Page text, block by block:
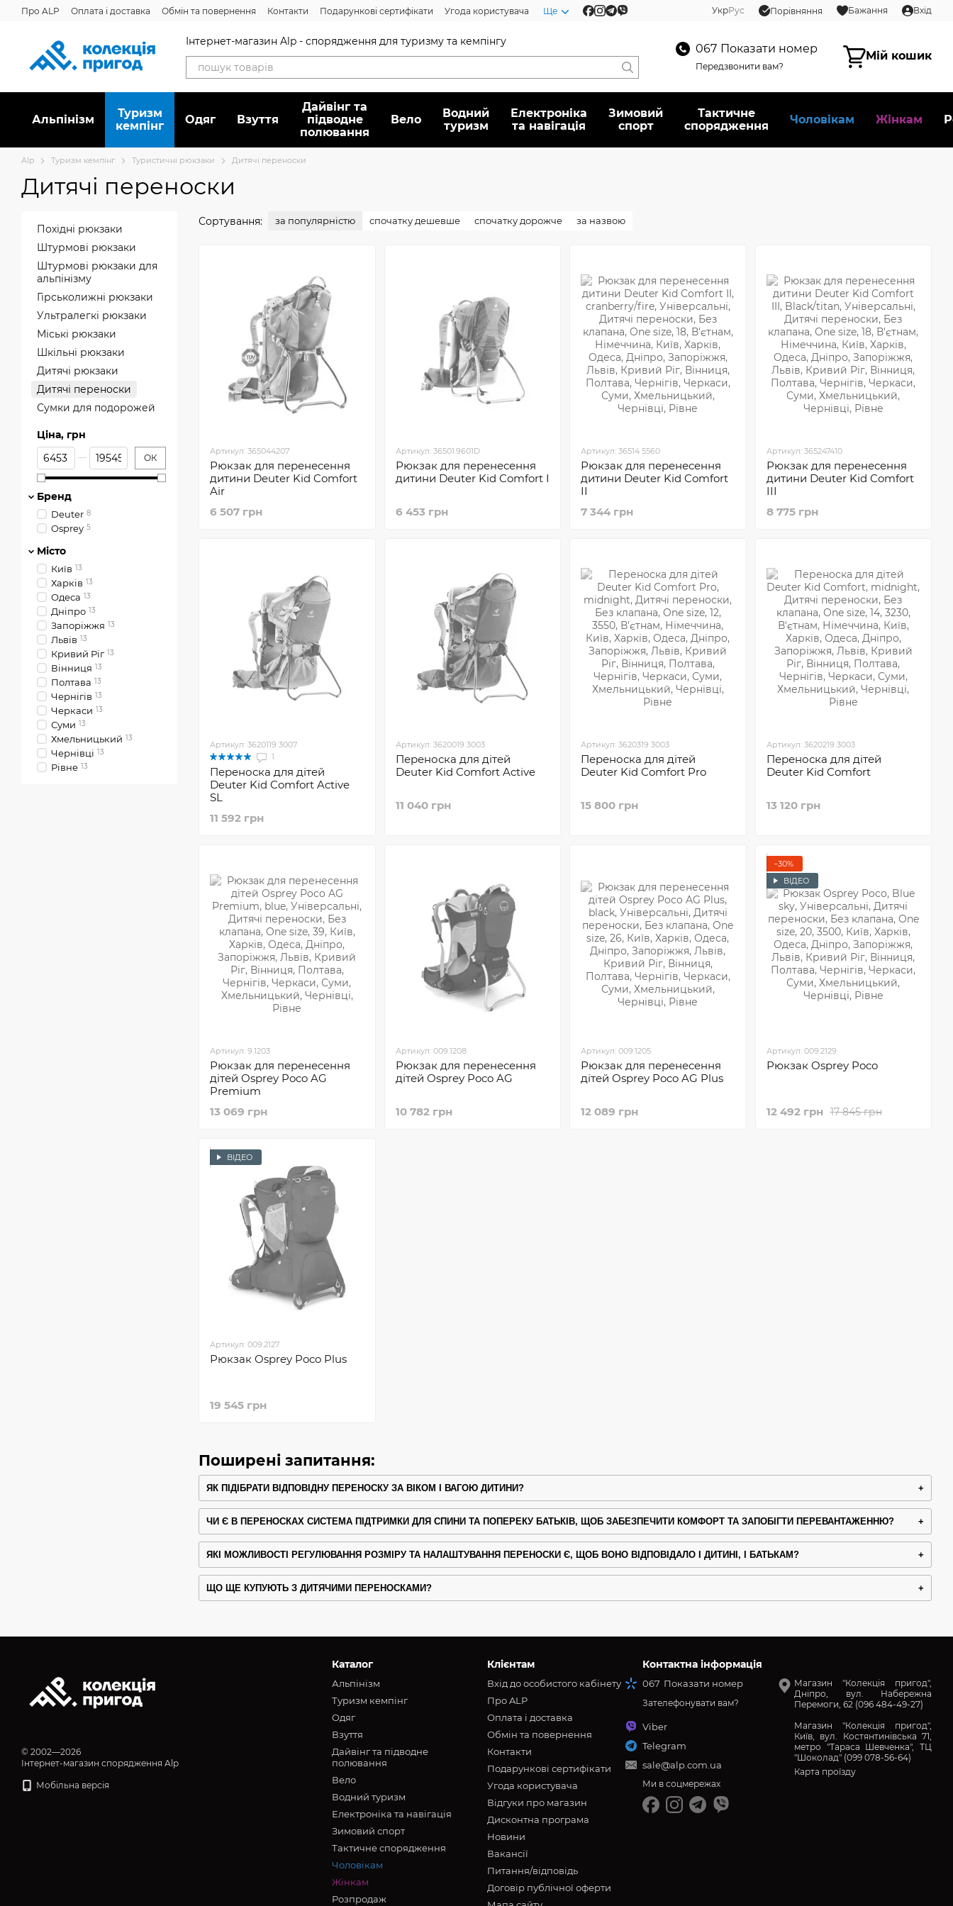
Перейти до основного контенту
Про ALP Оплата і доставка Обмін та повернення Контакти Подарункові сертифікати Угода користувача Ще УкрРус Порівняння Бажання Вхід
Інтернет-магазин Alp - спорядження для туризму та кемпінгу
067 Показати номер
Передзвонити вам?
Мій кошик
Альпінізм
Туризм
кемпінг
Oдяг Взуття
Дайвінг та
підводне
полювання
Вело
Водний
туризм
Електроніка
та навігація
Зимовий
спорт
Тактичне
спорядження
Чоловікам Жінкам
Alp Туризм кемпінг Туристичні рюкзаки Дитячі переноски
Дитячі переноски
Сортування: за популярністю спочатку дешевше спочатку дорожче за назвою
Поширені запитання:
ЯК ПІДІБРАТИ ВІДПОВІДНУ ПЕРЕНОСКУ ЗА ВІКОМ І ВАГОЮ ДИТИНИ?
ЧИ Є В ПЕРЕНОСКАХ СИСТЕМА ПІДТРИМКИ ДЛЯ СПИНИ ТА ПОПЕРЕКУ БАТЬКІВ, ЩОБ ЗАБЕЗПЕЧИТИ КОМФОРТ ТА ЗАПОБІГТИ ПЕРЕВАНТАЖЕННЮ?
ЯКІ МОЖЛИВОСТІ РЕГУЛЮВАННЯ РОЗМІРУ ТА НАЛАШТУВАННЯ ПЕРЕНОСКИ Є, ЩОБ ВОНО ВІДПОВІДАЛО І ДИТИНІ, І БАТЬКАМ?
ЩО ЩЕ КУПУЮТЬ З ДИТЯЧИМИ ПЕРЕНОСКАМИ?
Артикул: 365044207
Рюкзак для перенесення
дитини Deuter Kid Comfort
Air
6 507 грн
Артикул: 36501.9601D
Рюкзак для перенесення
дитини Deuter Kid Comfort I
6 453 грн
Артикул: 36514 5560
Рюкзак для перенесення
дитини Deuter Kid Comfort
II
7 344 грн
Артикул: 365247410
Рюкзак для перенесення
дитини Deuter Kid Comfort
III
8 775 грн
Артикул: 3620119 3007
1
Переноска для дітей
Deuter Kid Comfort Active
SL
11 592 грн
Артикул: 3620019 3003
Переноска для дітей
Deuter Kid Comfort Active
11 040 грн
Артикул: 3620319 3003
Переноска для дітей
Deuter Kid Comfort Pro
15 800 грн
Артикул: 3620219 3003
Переноска для дітей
Deuter Kid Comfort
13 120 грн
Артикул: 9.1203
Рюкзак для перенесення
дітей Osprey Poco AG
Premium
13 069 грн
Артикул: 009.1208
Рюкзак для перенесення
дітей Osprey Poco AG
10 782 грн
Артикул: 009.1205
Рюкзак для перенесення
дітей Osprey Poco AG Plus
12 089 грн
−30%
ВІДЕО
Артикул: 009.2129
Рюкзак Osprey Poco
17 845 грн
12 492 грн
ВІДЕО
Артикул: 009.2127
Рюкзак Osprey Poco Plus
19 545 грн
Похідні рюкзаки
Штурмові рюкзаки
Штурмові рюкзаки для
альпінізму
Гірськолижні рюкзаки
Ультралегкі рюкзаки
Міські рюкзаки
Шкільні рюкзаки
Дитячі рюкзаки
Дитячі переноски
Сумки для подорожей
Ціна, грн
Від Ціна, грн
До Ціна, грн ОК
Бренд
Deuter 8
Osprey 5
Місто
Київ 13
Харків 13
Одеса 13
Днiпро 13
Запоріжжя 13
Львів 13
Кривий Ріг 13
Вінниця 13
Полтава 13
Чернігів 13
Черкаси 13
Суми 13
Хмельницький 13
Чернівці 13
Рівне 13
© 2002—2026
Інтернет-магазин спорядження Alp
Мобільна версія
Каталог
Альпінізм
Туризм кемпінг
Oдяг
Взуття
Дайвінг та підводне
полювання
Вело
Водний туризм
Електроніка та навігація
Зимовий спорт
Тактичне спорядження
Чоловікам
Жінкам
Розпродаж
Клієнтам
Вхід до особистого кабінету
Про ALP
Оплата і доставка
Обмін та повернення
Контакти
Подарункові сертифікати
Угода користувача
Відгуки про магазин
Дисконтна програма
Новини
Вакансії
Питання/відповідь
Договір публічної оферти
Контактна інформація
067 Показати номер
Зателефонувати вам?
Viber
Telegram
sale@alp.com.ua
Магазин "Колекція пригод",
Дніпро, вул. Набережна
Перемоги, 62 (096 484-49-27)
Магазин "Колекція пригод",
Київ, вул. Костянтинівська 71,
метро "Тараса Шевченка", ТЦ
"Шоколад" (099 078-56-64)
Карта проїзду
Ми в соцмережах